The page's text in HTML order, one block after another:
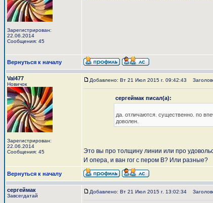
Зарегистрирован:
22.06.2014
Сообщения: 45
Вернуться к началу
Val477
Новичок
Зарегистрирован:
22.06.2014
Сообщения: 45
Добавлено: Вт 21 Июл 2015 г. 09:42:43
сергеймак писал(а):
да. отличаются. существенно. по
доволен.
Это вы про толщину линии или про
И опера, и ван гог с пером В? Или разные?
Вернуться к началу
сергеймак
Завсегдатай
Добавлено: Вт 21 Июл 2015 г. 13:02:34